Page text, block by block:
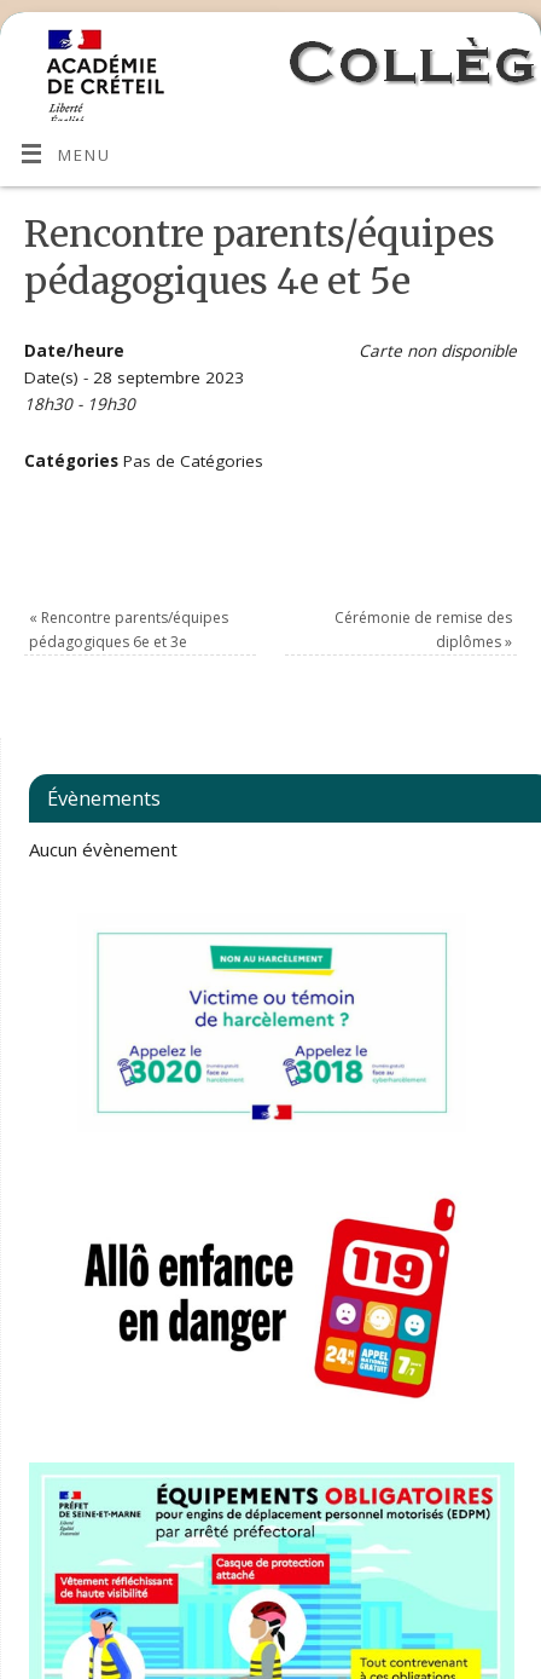
MENU
Rencontre parents/équipes
pédagogiques 4e et 5e
Carte non disponible
Date/heure
Date(s) - 28 septembre 2023
18h30 - 19h30
Catégories Pas de Catégories
« Rencontre parents/équipes
pédagogiques 6e et 3e
Cérémonie de remise des
diplômes»
Évènements
Aucun évènement